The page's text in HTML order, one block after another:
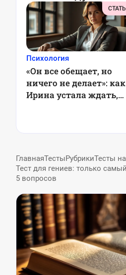
Психология
«Он все обещает, но
ничего не делает»: как
Ирина устала ждать,
ГлавнаяТестыРубрикиТесты
Тест для гениев: только
5 вопросов